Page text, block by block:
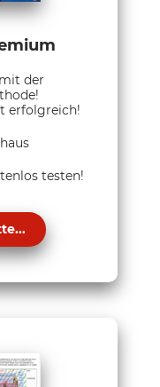
der
erfolgreich!
testen!